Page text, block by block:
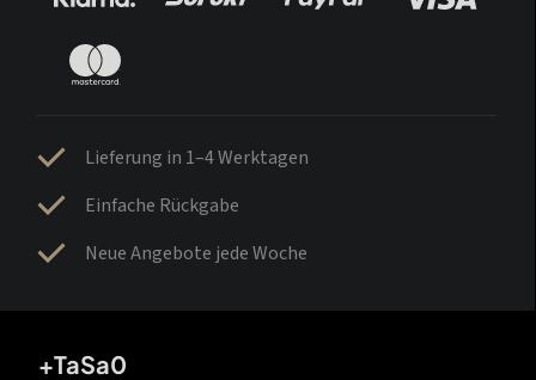
Lieferung in 1–4 Werktagen
Einfache Rückgabe
Neue Angebote jede Woche
+TaSa0